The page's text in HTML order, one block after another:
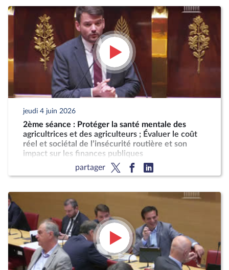
jeudi 4 juin 2026
2ème séance : Protéger la santé mentale des
agricultrices et des agriculteurs ; Évaluer le coût
réel et sociétal de l’insécurité routière et son
impact sur les finances publiques
partager